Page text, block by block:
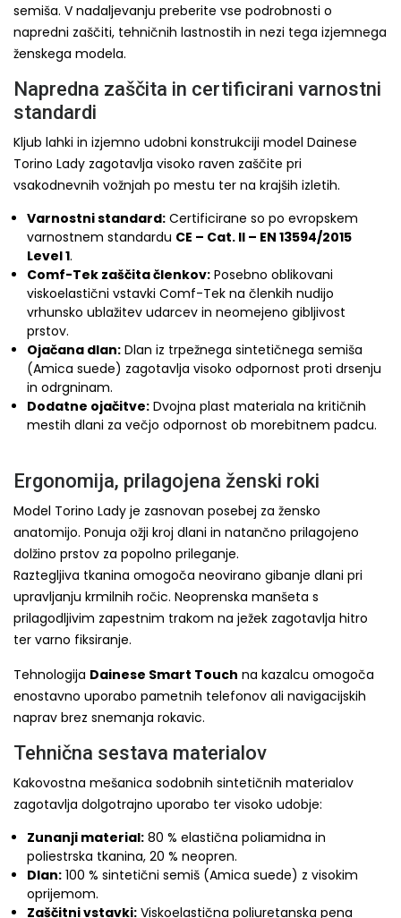
semiša. V nadaljevanju preberite vse podrobnosti o
napredni zaščiti, tehničnih lastnostih in nezi tega izjemnega
ženskega modela.
Napredna zaščita in certificirani varnostni
standardi
Kljub lahki in izjemno udobni konstrukciji model Dainese
Torino Lady zagotavlja visoko raven zaščite pri
vsakodnevnih vožnjah po mestu ter na krajših izletih.
Varnostni standard: Certificirane so po evropskem
varnostnem standardu CE – Cat. II – EN 13594/2015
Level 1.
Comf-Tek zaščita členkov: Posebno oblikovani
viskoelastični vstavki Comf-Tek na členkih nudijo
vrhunsko ublažitev udarcev in neomejeno gibljivost
prstov.
Ojačana dlan: Dlan iz trpežnega sintetičnega semiša
(Amica suede) zagotavlja visoko odpornost proti drsenju
in odrgninam.
Dodatne ojačitve: Dvojna plast materiala na kritičnih
mestih dlani za večjo odpornost ob morebitnem padcu.
Ergonomija, prilagojena ženski roki
Model Torino Lady je zasnovan posebej za žensko
anatomijo. Ponuja ožji kroj dlani in natančno prilagojeno
dolžino prstov za popolno prileganje.
Raztegljiva tkanina omogoča neovirano gibanje dlani pri
upravljanju krmilnih ročic. Neoprenska manšeta s
prilagodljivim zapestnim trakom na ježek zagotavlja hitro
ter varno fiksiranje.
Tehnologija Dainese Smart Touch na kazalcu omogoča
enostavno uporabo pametnih telefonov ali navigacijskih
naprav brez snemanja rokavic.
Tehnična sestava materialov
Kakovostna mešanica sodobnih sintetičnih materialov
zagotavlja dolgotrajno uporabo ter visoko udobje:
Zunanji material: 80 % elastična poliamidna in
poliestrska tkanina, 20 % neopren.
Dlan: 100 % sintetični semiš (Amica suede) z visokim
oprijemom.
Zaščitni vstavki: Viskoelastična poliuretanska pena